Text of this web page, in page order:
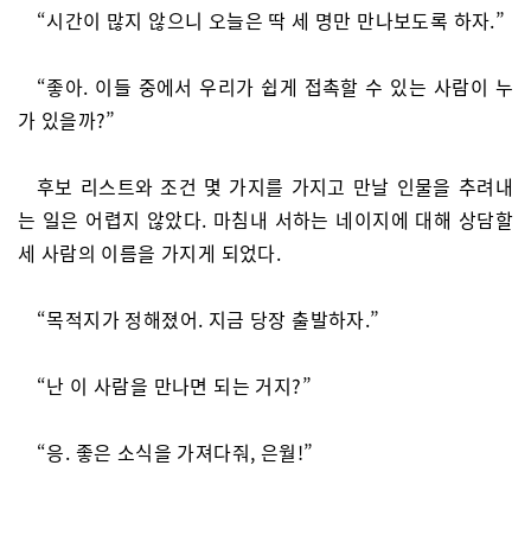
“시간이 많지 않으니 오늘은 딱 세 명만 만나보도록 하자.”
“좋아. 이들 중에서 우리가 쉽게 접촉할 수 있는 사람이 누
가 있을까?”
후보 리스트와 조건 몇 가지를 가지고 만날 인물을 추려내
는 일은 어렵지 않았다. 마침내 서하는 네이지에 대해 상담할
세 사람의 이름을 가지게 되었다.
“목적지가 정해졌어. 지금 당장 출발하자.”
“난 이 사람을 만나면 되는 거지?”
“응. 좋은 소식을 가져다줘, 은월!”